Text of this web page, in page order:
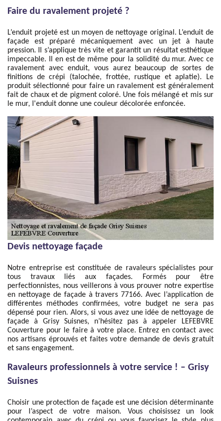
Faire du ravalement projeté ?
L’enduit projeté est un moyen de nettoyage original. L’enduit de
façade est préparé mécaniquement avec un jet à haute
pression. Il s’applique très vite et garantit un résultat esthétique
impeccable. Il en est de même pour la solidité du mur. Avec ce
ravalement avec enduit, vous aurez beaucoup de sortes de
finitions de crépi (talochée, frottée, rustique et aplatie). Le
produit sélectionné pour faire un ravalement est généralement
fait de chaux et de pigment coloré. Une fois mélangé et mis sur
le mur, l'enduit donne une couleur décolorée enfoncée.
Devis nettoyage façade
Notre entreprise est constituée de ravaleurs spécialistes pour
tous travaux liés aux façades. Formés pour être
perfectionnistes, nous veillerons à vous prouver notre expertise
en nettoyage de façade à travers 77166. Avec l’application de
différentes méthodes confirmées, votre budget ne sera pas
dépensé pour rien. Alors, si vous avez une idée de nettoyage de
façade à Grisy Suisnes, n’hésitez pas à appeler LEFEBVRE
Couverture pour le faire à votre place. Entrez en contact avec
nos artisans éprouvés et faites votre demande de devis gratuit
et sans engagement.
Ravaleurs professionnels à votre service ! – Grisy
Suisnes
Choisir une protection de façade est une décision déterminante
pour l’aspect de votre maison. Vous choisissez un look